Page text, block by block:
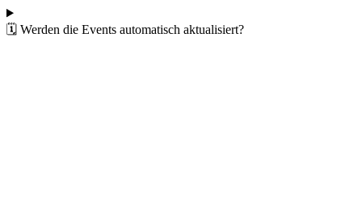
🗓️ Werden die Events automatisch aktualisiert?